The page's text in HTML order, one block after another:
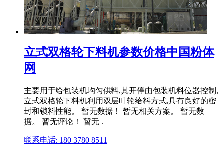
立式双格轮下料机参数价格中国粉体
网
主要用于给包装机均匀供料,其开停由包装机料位器控制,
立式双格轮下料机利用双层叶轮给料方式,具有良好的密
封和锁料性能。 暂无数据！ 暂无相关方案。 暂无数
据。 暂无评论！ 暂无 .
联系电话: 180 3780 8511